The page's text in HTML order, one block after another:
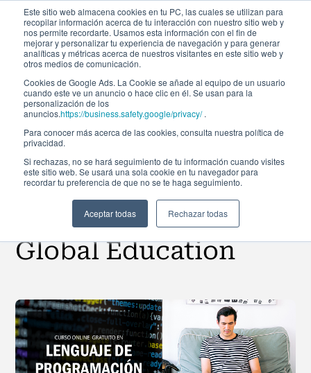
Este sitio web almacena cookies en tu PC, las cuales se utilizan para
recopilar información acerca de tu interacción con nuestro sitio web y
nos permite recordarte. Usamos esta información con el fin de
mejorar y personalizar tu experiencia de navegación y para generar
analíticas y métricas acerca de nuestros visitantes en este sitio web y
otros medios de comunicación.
Cookies de Google Ads. La Cookie se añade al equipo de un usuario
cuando este ve un anuncio o hace clic en él. Se usan para la
personalización de los
anuncios.https://business.safety.google/privacy/.
Para conocer más acerca de las cookies, consulta nuestra política de
privacidad.
Si rechazas, no se hará seguimiento de tu información cuando visites
este sitio web. Se usará una sola cookie en tu navegador para
recordar tu preferencia de que no se te haga seguimiento.
Aceptar todas Rechazar todas
Noticias
Ya disponible en
abierto el Curso de
Python Gratis, de Afi
Global Education